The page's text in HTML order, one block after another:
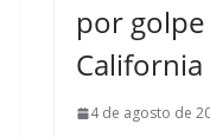
por
California
4 de agosto de